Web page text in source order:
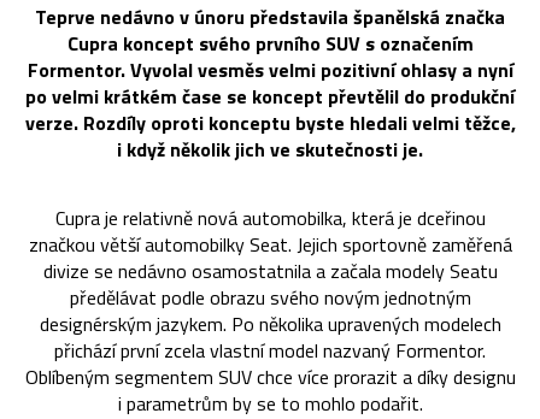
Teprve nedávno v únoru představila španělská značka
Cupra koncept svého prvního SUV s označením
Formentor. Vyvolal vesměs velmi pozitivní ohlasy a nyní
po velmi krátkém čase se koncept převtělil do produkční
verze. Rozdíly oproti konceptu byste hledali velmi těžce,
i když několik jich ve skutečnosti je.
Cupra je relativně nová automobilka, která je dceřinou
značkou větší automobilky Seat. Jejich sportovně zaměřená
divize se nedávno osamostatnila a začala modely Seatu
předělávat podle obrazu svého novým jednotným
designérským jazykem. Po několika upravených modelech
přichází první zcela vlastní model nazvaný Formentor.
Oblíbeným segmentem SUV chce více prorazit a díky designu
i parametrům by se to mohlo podařit.